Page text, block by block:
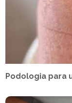
Podologia para